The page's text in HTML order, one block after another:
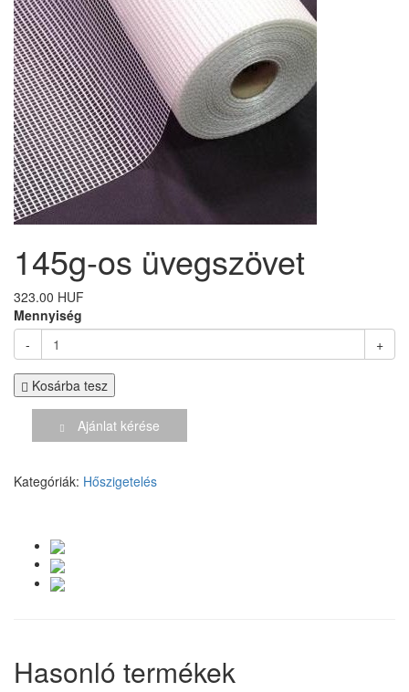
145g-os üvegszövet
323.00 HUF
Mennyiség
-
+
Kosárba tesz
Ajánlat kérése
Kategóriák: Hőszigetelés
Hasonló termékek